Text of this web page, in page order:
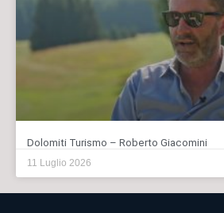
Dolomiti Turismo – Roberto Giacomini
11 Luglio 2026